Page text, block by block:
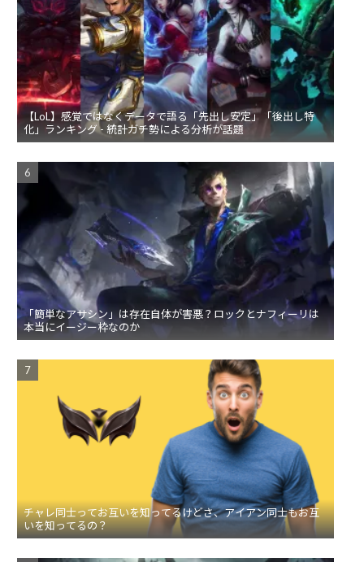
【LoL】感覚ではなくデータで語る「先出し安定」「後出し特
化」ランキング - 統計ガチ勢による分析が話題
「簡単なアサシン」は存在自体が害悪？ロックとナフィーリは
本当にイージー枠なのか
チャレ同士ってお互いを知ってるけどさ、アイアン同士もお互
いを知ってるの？